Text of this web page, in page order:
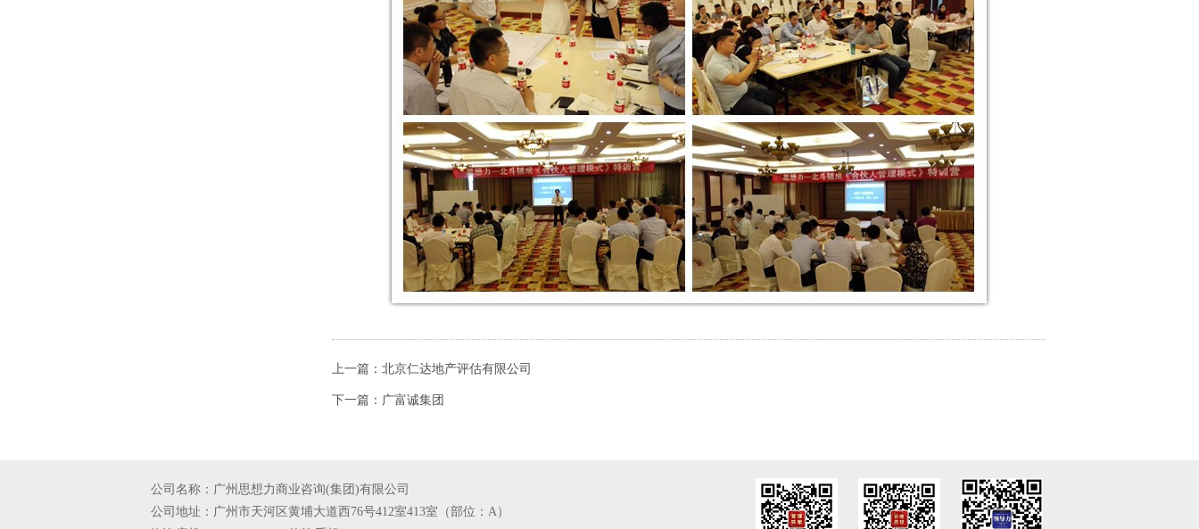
上一篇： 北京仁达地产评估有限公司
下一篇： 广富诚集团
公司名称：广州思想力商业咨询(集团)有限公司
公司地址：广州市天河区黄埔大道西76号412室413室（部位：A）